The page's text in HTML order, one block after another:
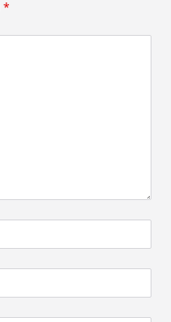
*